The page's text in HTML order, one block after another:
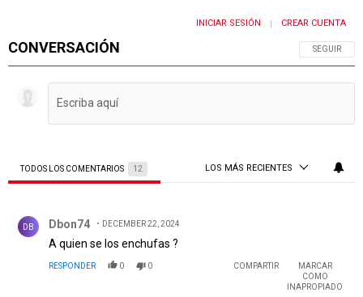
CONVERSACIÓN SIGA ESTA
SEGUIR
INICIAR SESIÓN | CREAR CUENTA
TODOS LOS COMENTARIOS 12 LOS MÁS RECIENTES
DB Dbon74 DECEMBER 22, 2024
A quien se los enchufas ?
RESPONDER 0 0 COMPARTIR
MARCAR
COMO
INAPROPIADO